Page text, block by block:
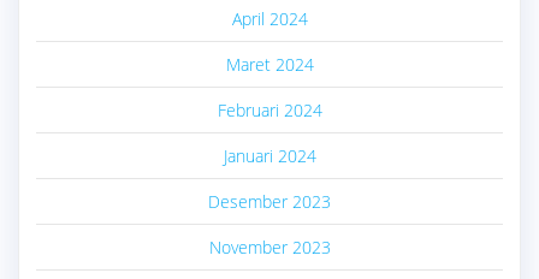
April 2024
Maret 2024
Februari 2024
Januari 2024
Desember 2023
November 2023